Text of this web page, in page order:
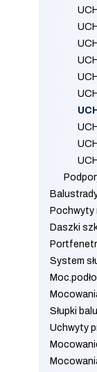
Pochwyty
Daszki
System
Słupki
Uchwyty